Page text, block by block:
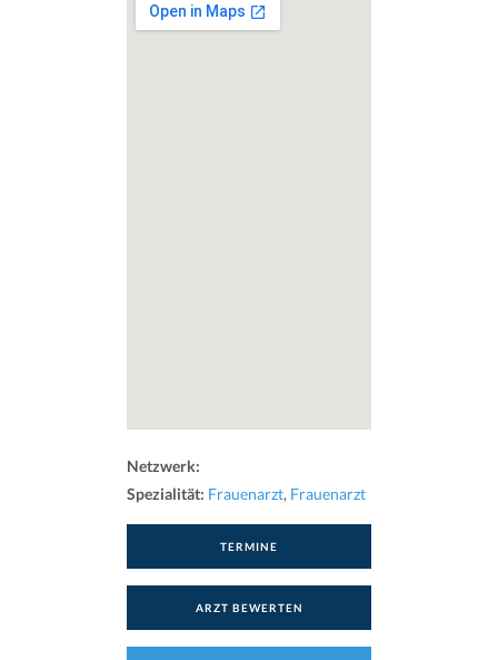
Netzwerk:
Spezialität: Frauenarzt, Frauenarzt
TERMINE
ARZT BEWERTEN